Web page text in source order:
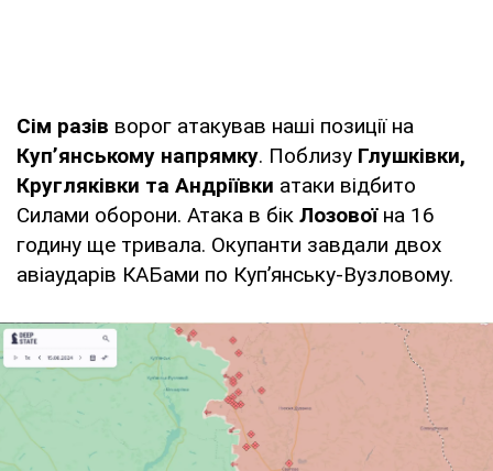
Сім разів ворог атакував наші позиції на
Куп’янському напрямку. Поблизу Глушківки,
Кругляківки та Андріївки атаки відбито
Силами оборони. Атака в бік Лозової на 16
годину ще тривала. Окупанти завдали двох
авіаударів КАБами по Куп’янську-Вузловому.